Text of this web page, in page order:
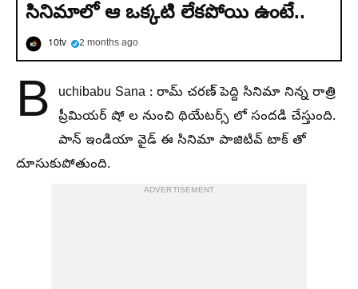
సినిమాలో ఆ ఒక్కటి లేకపోయి ఉంటే..
10tv 2 months ago
B
uchibabu Sana : రామ్ చరణ్ పెద్ది సినిమా నిన్న రాత్రి
ప్రీమియర్ షో ల నుంచి థియేటర్స్ లో సందడి చేస్తుంది.
పాన్ ఇండియా వైడ్ ఈ సినిమా పాజిటివ్ టాక్ తో
దూసుకుపోతుంది.
ADVERTISEMENT